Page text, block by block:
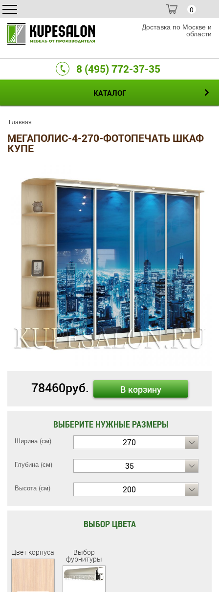
0
Доставка по Москве и
области
8 (495) 772-37-35
КАТАЛОГ
Главная
МЕГАПОЛИС-4-270-ФОТОПЕЧАТЬ ШКАФ
КУПЕ
78460руб. В корзину
ВЫБЕРИТЕ НУЖНЫЕ РАЗМЕРЫ
Ширина (см) 270
Глубина (см) 35
Высота (см) 200
ВЫБОР ЦВЕТА
Цвет корпуса Выбор
фурнитуры